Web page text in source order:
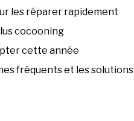
les réparer rapidement
cocooning
cette année
fréquents et les solutions